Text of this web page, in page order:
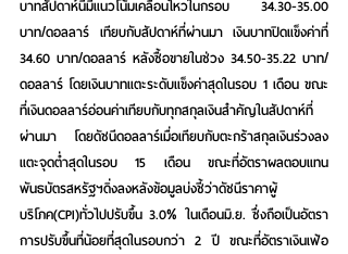
บาทสัปดาห์นี้มีแนวโน้มเคลื่อนไหวในกรอบ 34.30-35.00
บาท/ดอลลาร์ เทียบกับสัปดาห์ที่ผ่านมา เงินบาทปิดแข็งค่าที่
34.60 บาท/ดอลลาร์ หลังซื้อขายในช่วง 34.50-35.22 บาท/
ดอลลาร์ โดยเงินบาทแตะระดับแข็งค่าสุดในรอบ 1 เดือน ขณะ
ที่เงินดอลลาร์อ่อนค่าเทียบกับทุกสกุลเงินสำคัญในสัปดาห์ที่
ผ่านมา โดยดัชนีดอลลาร์เมื่อเทียบกับตะกร้าสกุลเงินร่วงลง
แตะจุดต่ำสุดในรอบ 15 เดือน ขณะที่อัตราผลตอบแทน
พันธบัตรสหรัฐฯดิ่งลงหลังข้อมูลบ่งชี้ว่าดัชนีราคาผู้
บริโภค(CPI)ทั่วไปปรับขึ้น 3.0% ในเดือนมิ.ย. ซึ่งถือเป็นอัตรา
การปรับขึ้นที่น้อยที่สุดในรอบกว่า 2 ปี ขณะที่อัตราเงินเฟ้อ